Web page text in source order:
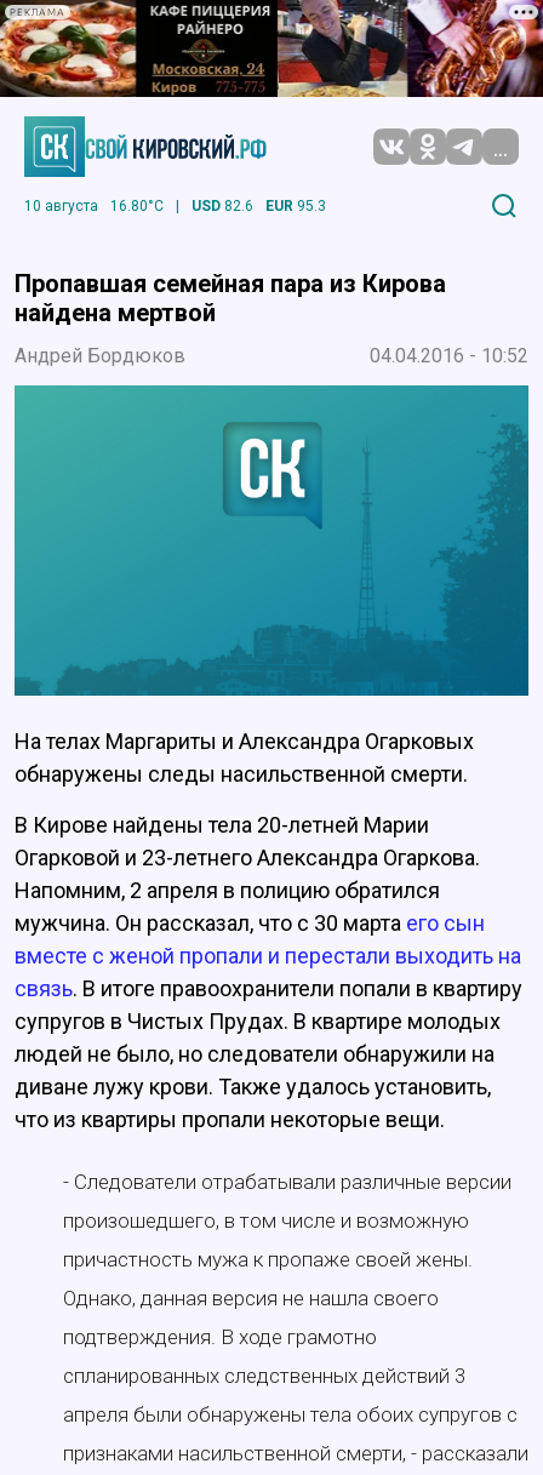
РЕКЛАМА
...
10 августа 16.80°C | USD 82.6 EUR 95.3
Пропавшая семейная пара из Кирова
найдена мертвой
Андрей Бордюков 04.04.2016 - 10:52
На телах Маргариты и Александра Огарковых
обнаружены следы насильственной смерти.
В Кирове найдены тела 20-летней Марии
Огарковой и 23-летнего Александра Огаркова.
Напомним, 2 апреля в полицию обратился
мужчина. Он рассказал, что с 30 марта его сын
вместе с женой пропали и перестали выходить на
связь. В итоге правоохранители попали в квартиру
супругов в Чистых Прудах. В квартире молодых
людей не было, но следователи обнаружили на
диване лужу крови. Также удалось установить,
что из квартиры пропали некоторые вещи.
- Следователи отрабатывали различные версии
произошедшего, в том числе и возможную
причастность мужа к пропаже своей жены.
Однако, данная версия не нашла своего
подтверждения. В ходе грамотно
спланированных следственных действий 3
апреля были обнаружены тела обоих супругов с
признаками насильственной смерти, - рассказали